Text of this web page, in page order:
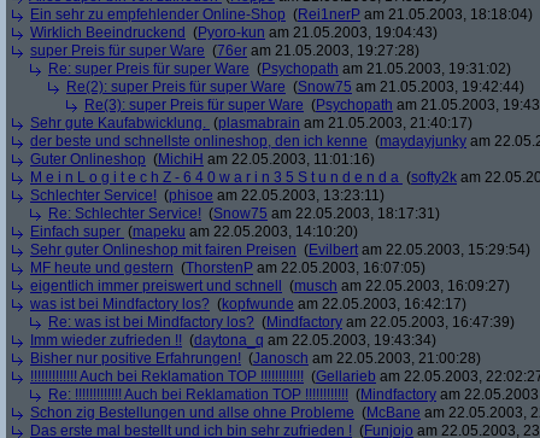
Ein sehr zu empfehlender Online-Shop (Rei1nerP am 21.05.2003, 18:18:04)
Wirklich Beeindruckend (Pyoro-kun am 21.05.2003, 19:04:43)
super Preis für super Ware (76er am 21.05.2003, 19:27:28)
Re: super Preis für super Ware (Psychopath am 21.05.2003, 19:31:02)
Re(2): super Preis für super Ware (Snow75 am 21.05.2003, 19:42:44)
Re(3): super Preis für super Ware (Psychopath am 21.05.2003,
Sehr gute Kaufabwicklung. (plasmabrain am 21.05.2003, 21:40:17)
der beste und schnellste onlineshop, den ich kenne (maydayjunky am
Guter Onlineshop (MichiH am 22.05.2003, 11:01:16)
M e i n L o g i t e c h Z - 6 4 0 w a r i n 3 5 S t u n d e n d a (softy2k am
Schlechter Service! (phisoe am 22.05.2003, 13:23:11)
Re: Schlechter Service! (Snow75 am 22.05.2003, 18:17:31)
Einfach super (mapeku am 22.05.2003, 14:10:20)
Sehr guter Onlineshop mit fairen Preisen (Evilbert am 22.05.2003, 15:29:54)
MF heute und gestern (ThorstenP am 22.05.2003, 16:07:05)
eigentlich immer preiswert und schnell
(musch am 22.05.2003, 16:09:27)
was ist bei Mindfactory los? (kopfwunde am 22.05.2003, 16:42:17)
Re: was ist bei Mindfactory los? (Mindfactory am 22.05.2003, 16:47:39)
Imm wieder zufrieden !! (daytona_q am 22.05.2003, 19:43:34)
Bisher nur positive Erfahrungen! (Janosch am 22.05.2003, 21:00:28)
!!!!!!!!!!!!! Auch bei Reklamation TOP !!!!!!!!!!!! (Gellarieb am 22.05.2003,
Re: !!!!!!!!!!!!! Auch bei Reklamation TOP !!!!!!!!!!!! (Mindfactory am
Schon zig Bestellungen und allse ohne Probleme (McBane am 22.05.2003,
Das erste mal bestellt und ich bin sehr zufrieden ! (Funjojo am 22.05.2003,